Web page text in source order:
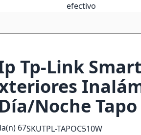
efectivo
Tp-Link
Noche Tapo
67SKUTPL-TAPOC510W